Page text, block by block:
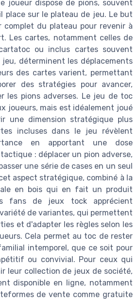
joueur dispose de pions, souvent
place sur le plateau de jeu. Le but
du plateau pour revenir à
Les cartes, notamment celles de
ou inclus cartes souvent
jeu, déterminent les déplacements
des cartes varient, permettant
des stratégies pour avancer,
les pions adverses. Le jeu de toc
joueurs, mais est idéalement joué
une dimension stratégique plus
incluses dans le jeu révèlent
en apportant une dose
: déplacer un pion adverse,
une série de cases en un seul
aspect stratégique, combiné à la
en bois qui en fait un produit
fans de jeux tock apprécient
de variantes, qui permettent
et d'adapter les règles selon les
Cela permet au toc de rester
intemporel, que ce soit pour
ou convivial. Pour ceux qui
leur collection de jeux de société,
disponible en ligne, notamment
de vente comme gratuite